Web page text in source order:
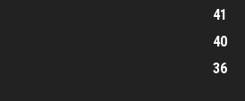
41
40
36